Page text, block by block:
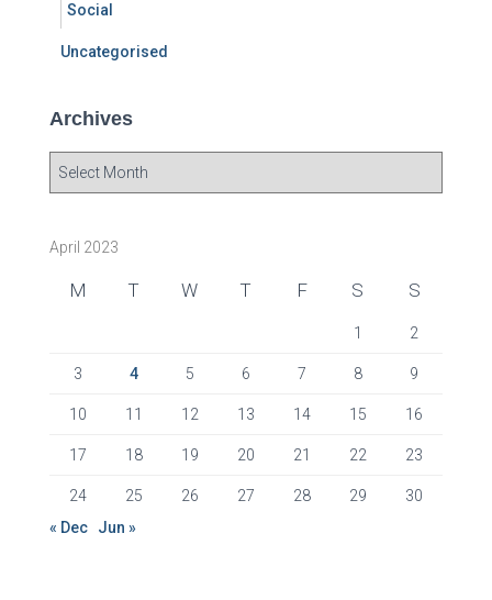
Social
Uncategorised
Archives
April 2023
M T W T F S S
1 2
3 4 5 6 7 8 9
10 11 12 13 14 15 16
17 18 19 20 21 22 23
24 25 26 27 28 29
30
« Dec
Jun »